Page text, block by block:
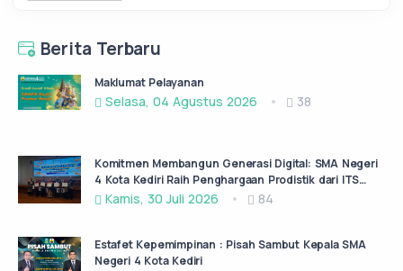
Berita Terbaru
Maklumat Pelayanan
Selasa, 04 Agustus 2026 38
Komitmen Membangun Generasi Digital: SMA Negeri
4 Kota Kediri Raih Penghargaan Prodistik dari ITS
Surabaya
Kamis, 30 Juli 2026 84
Estafet Kepemimpinan : Pisah Sambut Kepala SMA
Negeri 4 Kota Kediri